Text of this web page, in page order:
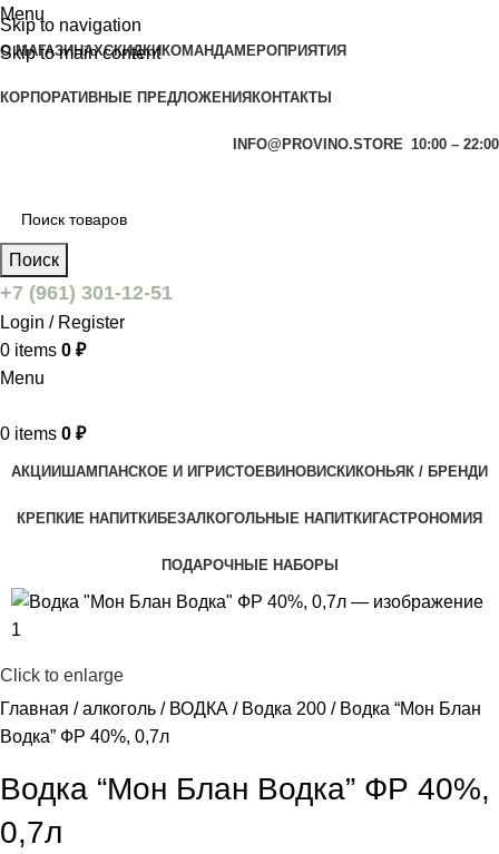
Skip to navigation
Skip to main content
Menu
О МАГАЗИНАХСКИДКИКОМАНДАМЕРОПРИЯТИЯ
КОРПОРАТИВНЫЕ ПРЕДЛОЖЕНИЯ КОНТАКТЫ
INFO@PROVINO.STORE 10:00 – 22:00
Поиск
+7 (961) 301-12-51
Login / Register
0 items 0 ₽
Menu
0 items 0 ₽
АКЦИИШАМПАНСКОЕ И ИГРИСТОЕВИНОВИСКИКОНЬЯК / БРЕНДИ
КРЕПКИЕ НАПИТКИБЕЗАЛКОГОЛЬНЫЕ НАПИТКИГАСТРОНОМИЯ
ПОДАРОЧНЫЕ НАБОРЫ
Click to enlarge
Главная
алкоголь ВОДКА Водка 200
Водка “Мон Блан
Водка” ФР 40%, 0,7л
Водка “Мон Блан Водка” ФР 40%,
0,7л